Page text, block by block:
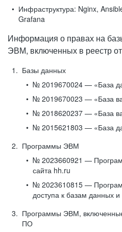
Инфраструктура: Nginx,
Grafana
Информация о правах на
ЭВМ, включенных в реестр
Базы данных
№ 2019670024 — «База
№ 2019670023 — «База
№ 2018620237 — «База
№ 2015621803 — «База
Программы ЭВМ
№ 2023660921 —
сайта hh.ru
№ 2023610815 —
доступа к базам данных
Программы ЭВМ, включенные
ПО